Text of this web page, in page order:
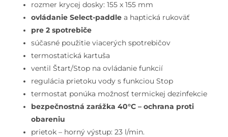
spotrebiče,
matná
čierna
rozmer krycej dosky: 155 x 155 mm
ovládanie Select-paddle a haptická rukoväť
pre 2 spotrebiče
súčasné použitie viacerých spotrebičov
termostatická kartuša
ventil Štart/Stop na ovládanie funkcií
regulácia prietoku vody s funkciou Stop
termostat ponúka možnosť termickej dezinfekcie
bezpečnostná zarážka 40°C – ochrana proti
obareniu
prietok – horný výstup: 23 l/min.